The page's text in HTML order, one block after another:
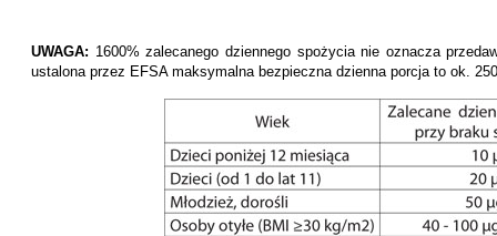
UWAGA: 1600% zalecanego dziennego spożycia nie oznacza
ustalona przez EFSA maksymalna bezpieczna dzienna porcja to ok.